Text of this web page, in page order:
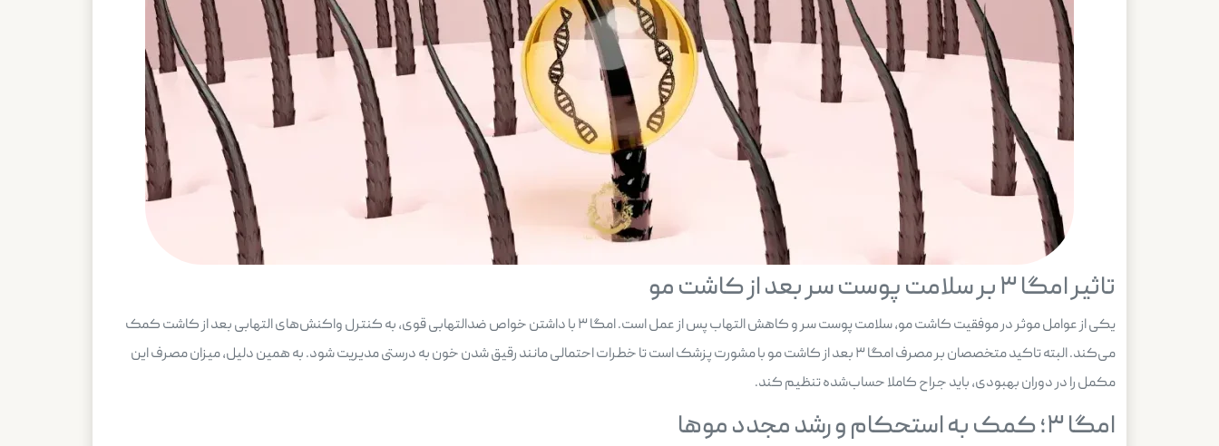
تاثیر امگا ۳ بر سلامت پوست سر بعد از کاشت مو
یکی از عوامل موثر در موفقیت کاشت مو، سلامت پوست سر و کاهش التهاب پس از عمل است. امگا ۳ با داشتن خواص ضدالتهابی قوی، به کنترل واکنش‌های التهابی بعد از کاشت کمک
می‌کند. البته تاکید متخصصان بر مصرف امگا ۳ بعد از کاشت مو با مشورت پزشک است تا خطرات احتمالی مانند رقیق شدن خون به درستی مدیریت شود. به همین دلیل، میزان مصرف این
مکمل را در دوران بهبودی، باید جراح کاملا حساب‌شده تنظیم کند.
امگا ۳؛ کمک به استحکام و رشد مجدد موها